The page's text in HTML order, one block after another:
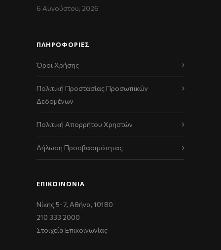
6 Αυγούστου, 2026
ΠΛΗΡΟΦΟΡΙΕΣ
Όροι Χρήσης
Πολιτική Προστασίας Προσωπικών
Δεδομένων
Πολιτική Απορρήτου Χρηστών
Δήλωση Προσβασιμότητας
ΕΠΙΚΟΙΝΩΝΊΑ
Νίκης 5-7, Αθήνα, 10180
210 333 2000
Στοιχεία Επικοινωνίας